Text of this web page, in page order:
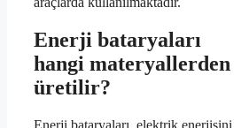
Enerji bataryaları
hangi materyallerden
üretilir?
Enerji bataryaları, elektrik enerjisini